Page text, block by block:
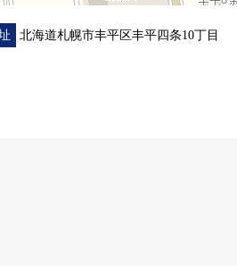
北海道札幌市丰平区丰平四条10丁目